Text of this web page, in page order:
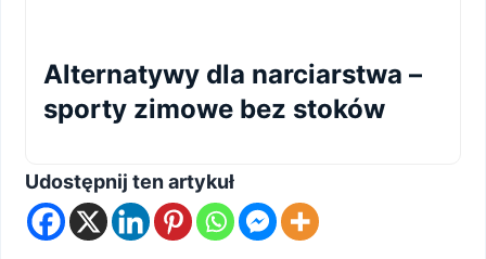
Alternatywy dla narciarstwa –
sporty zimowe bez stoków
Udostępnij ten artykuł